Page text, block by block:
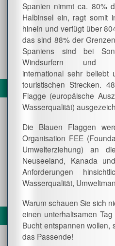
Spanien nimmt ca. 80%
Halbinsel ein, ragt somit
hinein und verfügt über
das sind 88% der
Spaniens sind bei
Windsurfern und
international sehr
touristischen Strecken.
Flagge (europäische
Wasserqualität)
Die Blauen Flaggen
Organisation FEE
Umwelterziehung) an
Neuseeland, Kanada
Anforderungen
Wasserqualität,
Warum schauen Sie sich
einen unterhaltsamen
Bucht entspannen wollen,
das Passende!